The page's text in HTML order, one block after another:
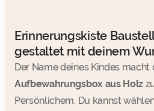
Erinnerungskiste
gestaltet mit deinem
Der Name deines Kindes macht
Aufbewahrungsbox aus Holz
Persönlichem. Du kannst